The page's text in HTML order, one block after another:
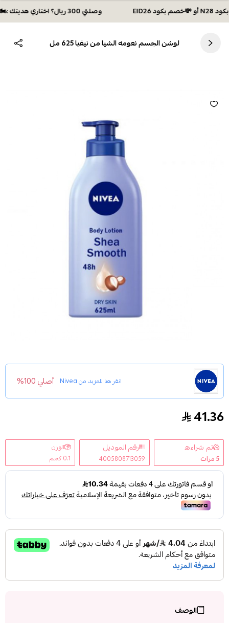
وصلتي 300 ريال؟ اختاري هديتك :🏍 شحن مجاني بكود N28 أو 💸خصم بكود EID26
لوشن الجسم نعومه الشيا من نيفيا 625 مل
انقر هنا للمزيد منNivea أصلي 100%
لوشن الجسم نعومه الشيا من نيفيا 625 مل
41.36
تم شراءه
5مرات
رقم الموديل
4005808713059
الوزن
0.1 كجم
الوصف